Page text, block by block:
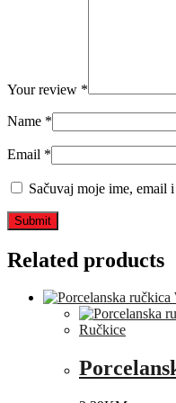
Your review *
Name *
Email *
Sačuvaj moje ime, email
Related products
Ručkice